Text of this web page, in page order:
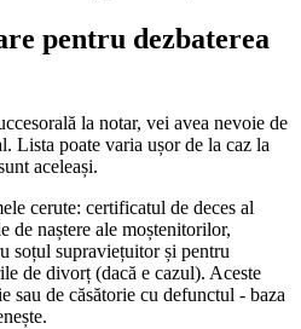
pentru dezbaterea
la notar, vei avea nevoie de
Lista poate varia ușor de la caz la
aceleași.
cerute: certificatul de deces al
de naștere ale moștenitorilor,
soțul supraviețuitor și pentru
de divorț (dacă e cazul). Aceste
sau de căsătorie cu defunctul - baza